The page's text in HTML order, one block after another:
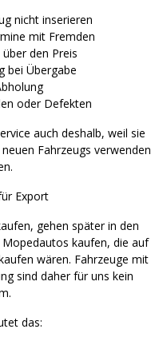
nicht inserieren
mit Fremden
den Preis
bei Übergabe
oder Defekten
auch deshalb, weil sie
Fahrzeugs verwenden
Export
gehen später in den
kaufen, die auf
wären. Fahrzeuge mit
sind daher für uns kein
das: